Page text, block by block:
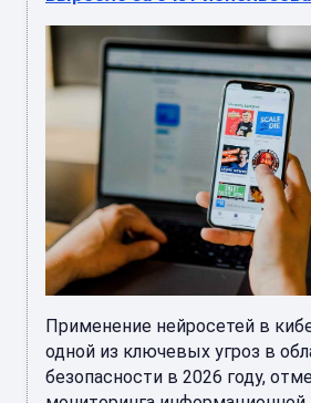
Применение нейросетей в
одной из ключевых угроз в
безопасности в 2026 году,